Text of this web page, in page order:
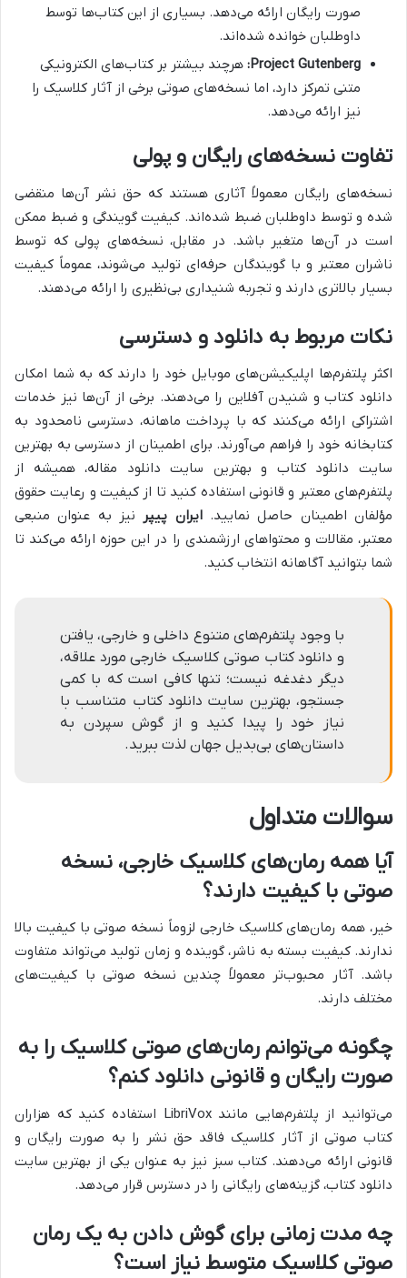
صورت رایگان ارائه می‌دهد. بسیاری از این کتاب‌ها توسط
داوطلبان خوانده شده‌اند.
Project Gutenberg: هرچند بیشتر بر کتاب‌های الکترونیکی
متنی تمرکز دارد، اما نسخه‌های صوتی برخی از آثار کلاسیک را
نیز ارائه می‌دهد.
تفاوت نسخه‌های رایگان و پولی
نسخه‌های رایگان معمولاً آثاری هستند که حق نشر آن‌ها منقضی
شده و توسط داوطلبان ضبط شده‌اند. کیفیت گویندگی و ضبط ممکن
است در آن‌ها متغیر باشد. در مقابل، نسخه‌های پولی که توسط
ناشران معتبر و با گویندگان حرفه‌ای تولید می‌شوند، عموماً کیفیت
بسیار بالاتری دارند و تجربه شنیداری بی‌نظیری را ارائه می‌دهند.
نکات مربوط به دانلود و دسترسی
اکثر پلتفرم‌ها اپلیکیشن‌های موبایل خود را دارند که به شما امکان
دانلود کتاب و شنیدن آفلاین را می‌دهند. برخی از آن‌ها نیز خدمات
اشتراکی ارائه می‌کنند که با پرداخت ماهانه، دسترسی نامحدود به
کتابخانه خود را فراهم می‌آورند. برای اطمینان از دسترسی به بهترین
سایت دانلود کتاب و بهترین سایت دانلود مقاله، همیشه از
پلتفرم‌های معتبر و قانونی استفاده کنید تا از کیفیت و رعایت حقوق
مؤلفان اطمینان حاصل نمایید.ایران پیپر نیز به عنوان منبعی
معتبر، مقالات و محتواهای ارزشمندی را در این حوزه ارائه می‌کند تا
شما بتوانید آگاهانه انتخاب کنید.
با وجود پلتفرم‌های متنوع داخلی و خارجی، یافتن
و دانلود کتاب صوتی کلاسیک خارجی مورد علاقه،
دیگر دغدغه نیست؛ تنها کافی است که با کمی
جستجو، بهترین سایت دانلود کتاب متناسب با
نیاز خود را پیدا کنید و از گوش سپردن به
داستان‌های بی‌بدیل جهان لذت ببرید.
سوالات متداول
آیا همه رمان‌های کلاسیک خارجی، نسخه
صوتی با کیفیت دارند؟
خیر، همه رمان‌های کلاسیک خارجی لزوماً نسخه صوتی با کیفیت بالا
ندارند. کیفیت بسته به ناشر، گوینده و زمان تولید می‌تواند متفاوت
باشد. آثار محبوب‌تر معمولاً چندین نسخه صوتی با کیفیت‌های
مختلف دارند.
چگونه می‌توانم رمان‌های صوتی کلاسیک را به
صورت رایگان و قانونی دانلود کنم؟
می‌توانید از پلتفرم‌هایی مانند LibriVox استفاده کنید که هزاران
کتاب صوتی از آثار کلاسیک فاقد حق نشر را به صورت رایگان و
قانونی ارائه می‌دهند. کتاب سبز نیز به عنوان یکی از بهترین سایت
دانلود کتاب، گزینه‌های رایگانی را در دسترس قرار می‌دهد.
چه مدت زمانی برای گوش دادن به یک رمان
صوتی کلاسیک متوسط نیاز است؟